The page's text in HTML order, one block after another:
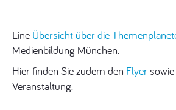
Eine Übersicht über die
Medienbildung München.
Hier finden Sie zudem den Flyer
Veranstaltung.